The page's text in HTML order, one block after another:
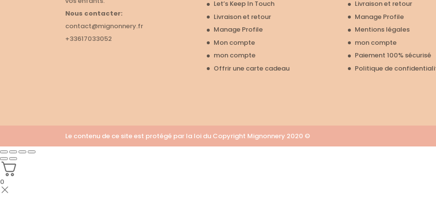
Nous contacter:
contact@mignonnery.fr
+33617033052
Let’s Keep In Touch
Livraison et retour
Manage Profile
Mon compte
mon compte
Offrir une carte cadeau
Livraison et retour
Manage Profile
Mentions légales
mon compte
Paiement 100% sécurisé
Politique de
Le contenu de ce site est protégé par la loi du Copyright Mignonnery 2020 ©
0